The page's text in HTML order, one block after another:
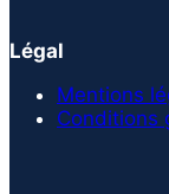
Légal
Mentions
Conditions